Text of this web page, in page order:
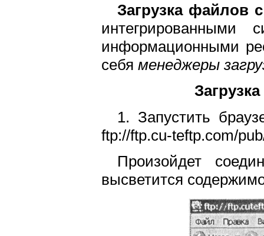
Загрузка файлов
информационными
себя менеджеры
1. Запустить
ftp://ftp.cu-teftp.com/
Произойдет
высветится